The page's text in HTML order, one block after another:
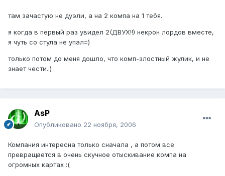
там зачастую не дуэли, а на 2 компа на 1 тебя.
я когда в первый раз увидел 2(ДВУХ!!) некрон лордов вместе,
я чуть со стула не упал=)
только потом до меня дошло, что комп-злостный жулик, и не
знает чести.:)
AsP
Опубликовано 22 ноября, 2006
Компания интересна только сначала , а потом все
превращается в очень скучное отыскивание компа на
огромных картах :(